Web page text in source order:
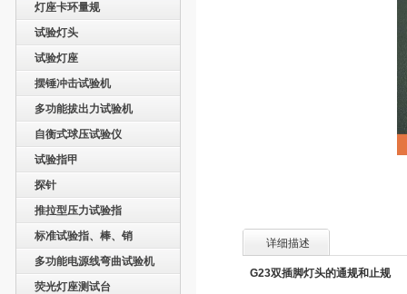
灯座卡环量规
试验灯头
试验灯座
摆锤冲击试验机
多功能拔出力试验机
自衡式球压试验仪
试验指甲
探针
推拉型压力试验指
标准试验指、棒、销
多功能电源线弯曲试验机
荧光灯座测试台
详细描述
G23双插脚灯头的通规和止规